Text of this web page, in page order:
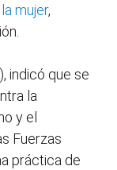
mujer,
indicó que se
la
y el
Fuerzas
práctica de